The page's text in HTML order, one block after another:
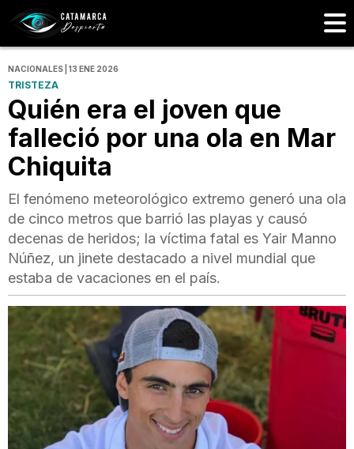
NACIONALES | 13 ENE 2026
TRISTEZA
Quién era el joven que
falleció por una ola en Mar
Chiquita
El fenómeno meteorológico extremo generó una ola
de cinco metros que barrió las playas y causó
decenas de heridos; la víctima fatal es Yair Manno
Núñez, un jinete destacado a nivel mundial que
estaba de vacaciones en el país.